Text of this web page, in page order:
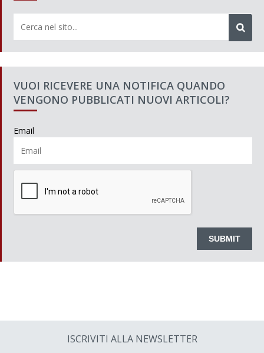
VUOI RICEVERE UNA NOTIFICA QUANDO
VENGONO PUBBLICATI NUOVI ARTICOLI?
Email
ISCRIVITI ALLA NEWSLETTER